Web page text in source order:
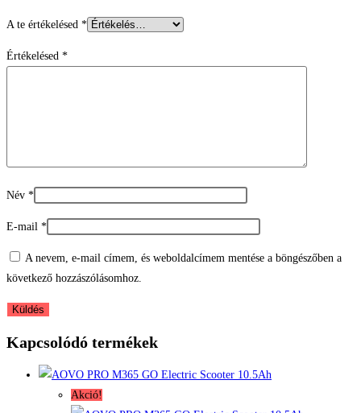
A te értékelésed *
Értékelésed *
Név *
E-mail *
A nevem, e-mail címem, és weboldalcímem mentése a böngészőben a
következő hozzászólásomhoz.
Kapcsolódó termékek
Akció!